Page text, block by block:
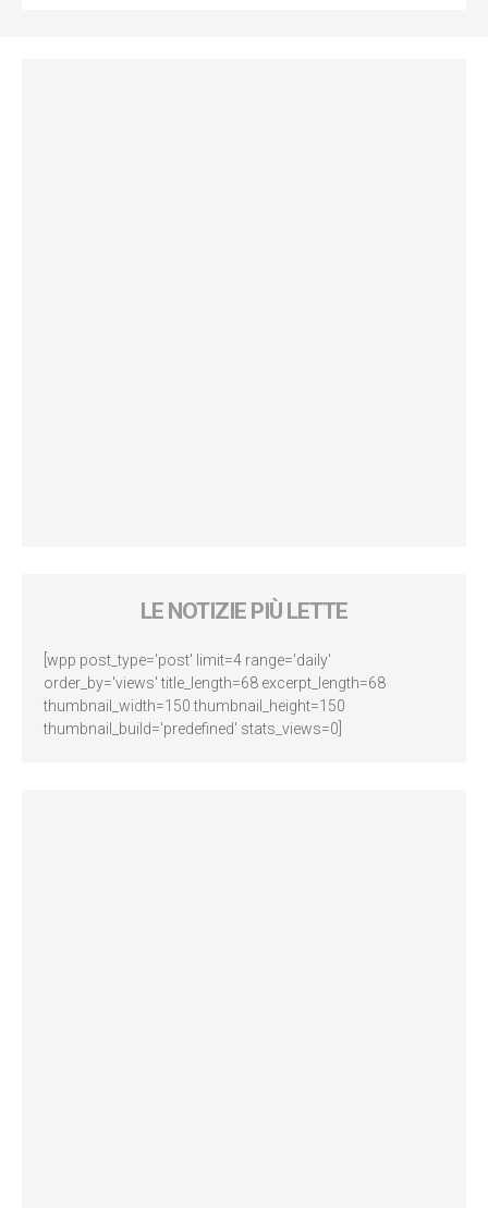
LE NOTIZIE PIÙ LETTE
[wpp post_type='post' limit=4 range='daily'
order_by='views' title_length=68 excerpt_length=68
thumbnail_width=150 thumbnail_height=150
thumbnail_build='predefined' stats_views=0]